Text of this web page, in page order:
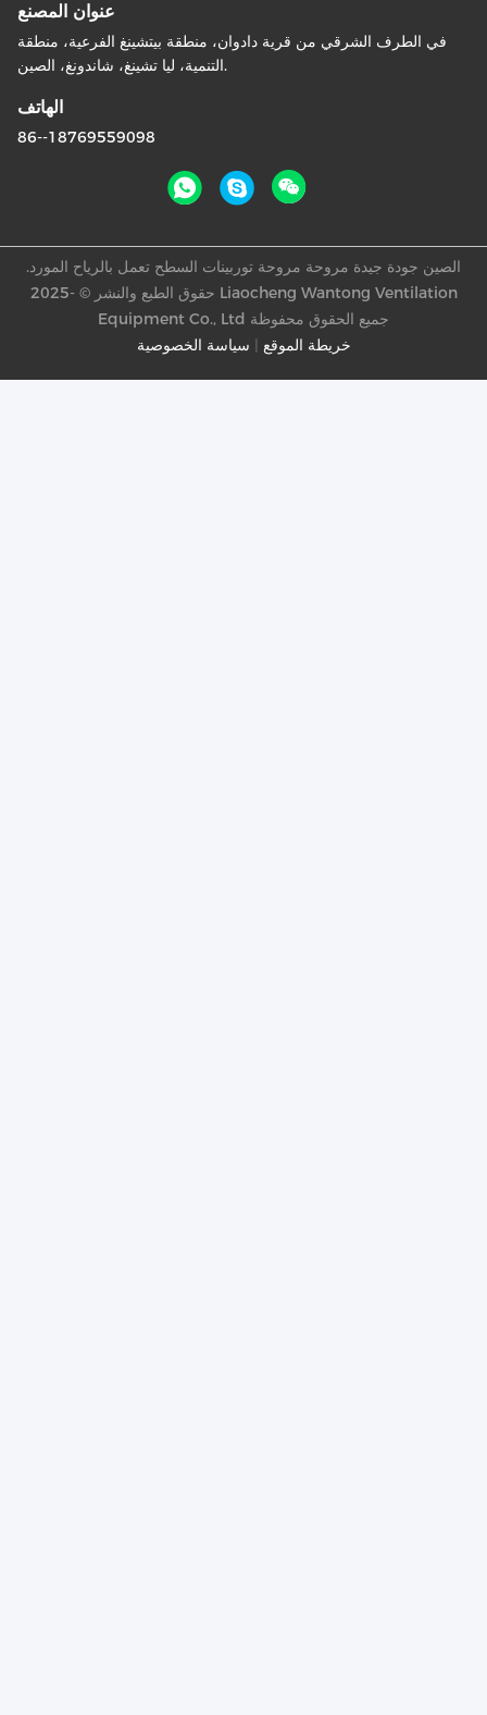
عنوان المصنع
في الطرف الشرقي من قرية دادوان، منطقة بيتشينغ الفرعية، منطقة
التنمية، ليا تشينغ، شاندونغ، الصين.
الهاتف
86--18769559098
سياسة الخصوصية خريطة الموقع
الصين جودة جيدة مروحة مروحة توربينات السطح تعمل بالرياح المورد.
حقوق الطبع والنشر © -2025 Liaocheng Wantong Ventilation
Equipment Co., Ltd جميع الحقوق محفوظة